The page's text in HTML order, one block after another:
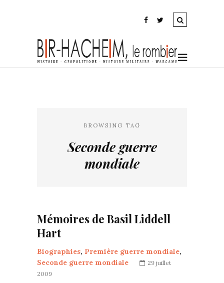
BROWSING TAG
Seconde guerre
mondiale
Mémoires de Basil Liddell
Hart
Biographies, Première guerre mondiale,
Seconde guerre mondiale
29 juillet
2009